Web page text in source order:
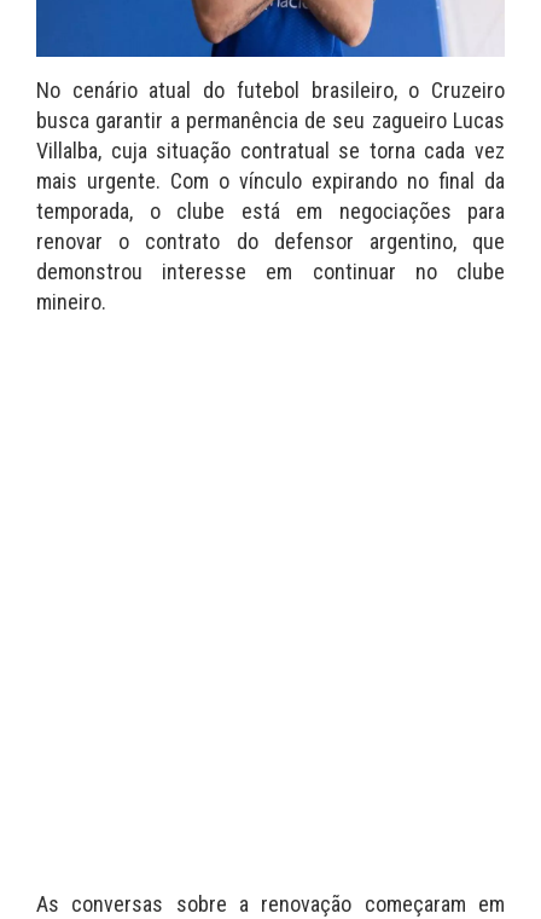
No cenário atual do futebol brasileiro, o Cruzeiro
busca garantir a permanência de seu zagueiro Lucas
Villalba, cuja situação contratual se torna cada vez
mais urgente. Com o vínculo expirando no final da
temporada, o clube está em negociações para
renovar o contrato do defensor argentino, que
demonstrou interesse em continuar no clube
mineiro.
As conversas sobre a renovação começaram em